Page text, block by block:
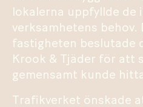
lokalerna uppfyllde de
verksamhetens behov.
fastigheten beslutade
Krook & Tjäder för att
gemensamt kunde
Trafikverket önskade